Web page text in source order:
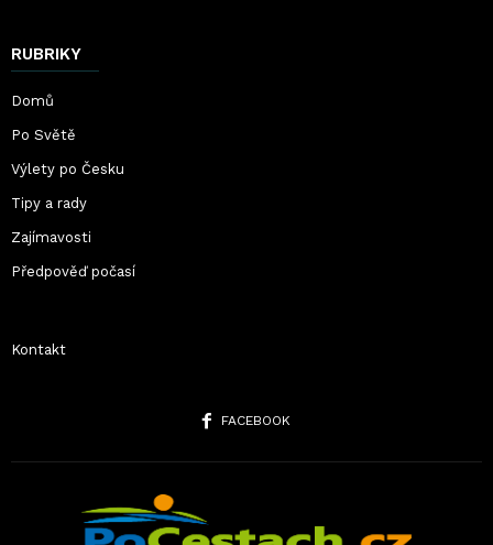
RUBRIKY
Domů
Po Světě
Výlety po Česku
Tipy a rady
Zajímavosti
Předpověď počasí
Kontakt
FACEBOOK